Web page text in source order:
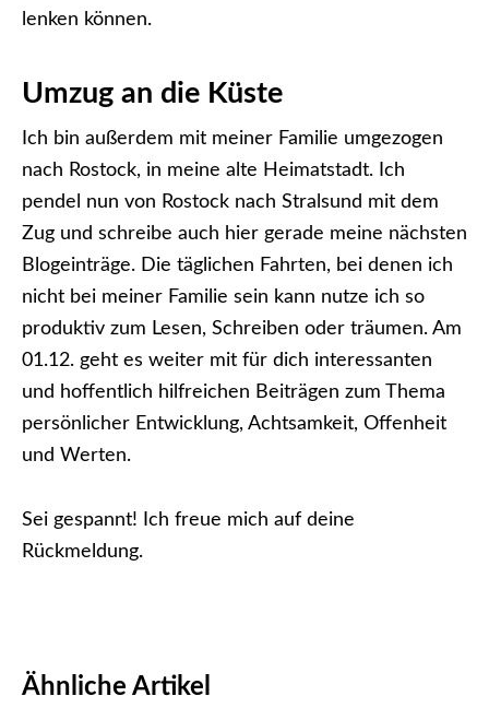
lenken können.
Umzug an die Küste
Ich bin außerdem mit meiner Familie umgezogen
nach Rostock, in meine alte Heimatstadt. Ich
pendel nun von Rostock nach Stralsund mit dem
Zug und schreibe auch hier gerade meine nächsten
Blogeinträge. Die täglichen Fahrten, bei denen ich
nicht bei meiner Familie sein kann nutze ich so
produktiv zum Lesen, Schreiben oder träumen. Am
01.12. geht es weiter mit für dich interessanten
und hoffentlich hilfreichen Beiträgen zum Thema
persönlicher Entwicklung, Achtsamkeit, Offenheit
und Werten.
Sei gespannt! Ich freue mich auf deine
Rückmeldung.
Ähnliche Artikel